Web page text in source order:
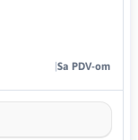
Sa PDV-om